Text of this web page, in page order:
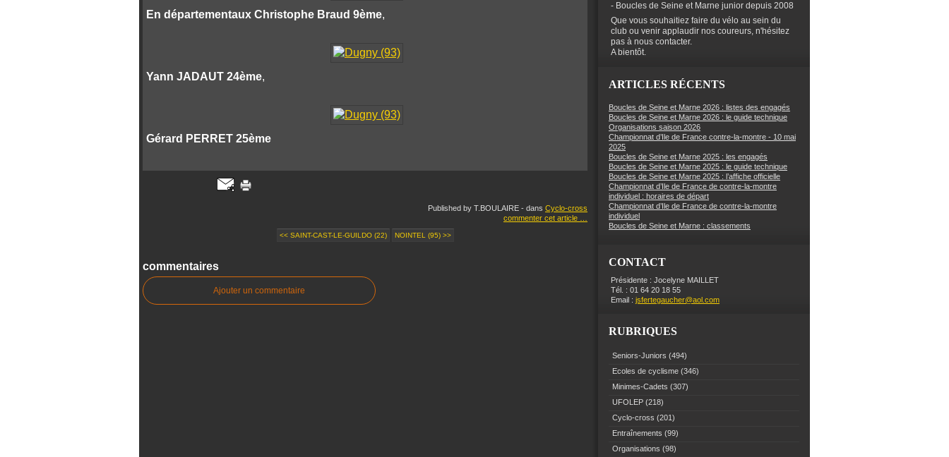
En départementaux Christophe Braud 9ème,
Yann JADAUT 24ème,
Gérard PERRET 25ème
Published by T.BOULAIRE - dans Cyclo-cross
commenter cet article
<< SAINT-CAST-LE-GUILDO (22) NOINTEL (95) >>
commentaires
Ajouter un commentaire
- Boucles de Seine et Marne junior depuis 2008
Que vous souhaitiez faire du vélo au sein du
club ou venir applaudir nos coureurs, n'hésitez
pas à nous contacter.
A bientôt.
ARTICLES RÉCENTS
Boucles de Seine et Marne 2026 : listes des engagés
Boucles de Seine et Marne 2026 : le guide technique
Organisations saison 2026
Championnat d’Ile de France contre-la-montre - 10 mai
2025
Boucles de Seine et Marne 2025 : les engagés
Boucles de Seine et Marne 2025 : le guide technique
Boucles de Seine et Marne 2025 : l’affiche officielle
Championnat d’Ile de France de contre-la-montre
individuel : horaires de départ
Championnat d’Ile de France de contre-la-montre
individuel
Boucles de Seine et Marne : classements
CONTACT
Présidente : Jocelyne MAILLET
Tél. : 01 64 20 18 55
Email : jsfertegaucher@aol.com
RUBRIQUES
Seniors-Juniors (494)
Ecoles de cyclisme (346)
Minimes-Cadets (307)
UFOLEP (218)
Cyclo-cross (201)
Entraînements (99)
Organisations (98)